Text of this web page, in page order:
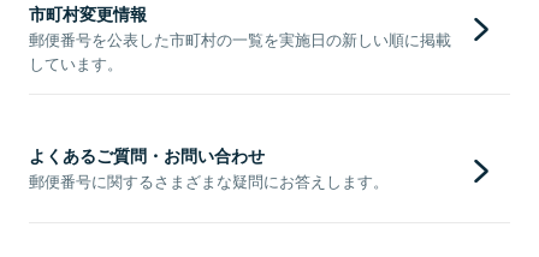
市町村変更情報
郵便番号を公表した市町村の一覧を実施日の新しい順に掲載
しています。
よくあるご質問・お問い合わせ
郵便番号に関するさまざまな疑問にお答えします。